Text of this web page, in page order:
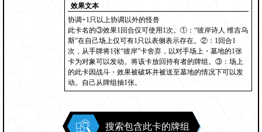
效果文本
协调+1只以上协调以外的怪兽
此卡名的③效果1回合仅可使用1次。①：“彼岸诗人 维吉乌
斯”在自己场上仅可有1只以表侧表示存在。②：1回合1
次，从手牌将1张“彼岸”卡舍弃，以对手场上・墓地的1张
卡为对象可以发动。将该卡放回持有者的牌组。③：场上
的此卡因战斗・效果被破坏并被送至墓地的情况下可以发
动。自己从牌组抽1张。
搜索包含此卡的牌组